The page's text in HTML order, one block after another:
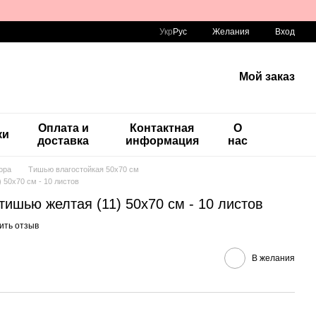
Укр Рус Желания Вход
Мой заказ
Оплата и
доставка
Контактная
информация
О
нас
Тишью влагостойкая 50х70 см
50х70 см - 10 листов
желтая (11) 50х70 см - 10 листов
отзыв
В желания